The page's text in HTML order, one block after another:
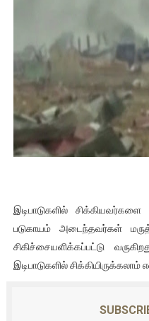
இடிபாடுகளில்
படுகாயம் அடைந்தவர்கள்
சிகிச்சையளிக்கப்பட்டு
இடிபாடுகளில் சிக்கியிருக்கலாம்